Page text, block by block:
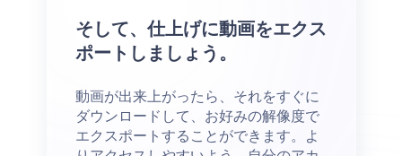
そして、仕上げに動画をエクス
ポートしましょう。
動画が出来上がったら、それをすぐに
ダウンロードして、お好みの解像度で
エクスポートすることができます。よ